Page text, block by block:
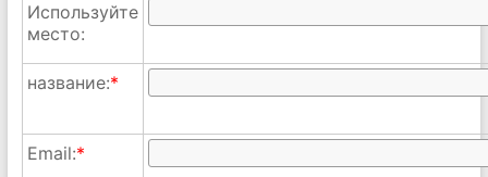
Используйте
место:
название:*
Email:*